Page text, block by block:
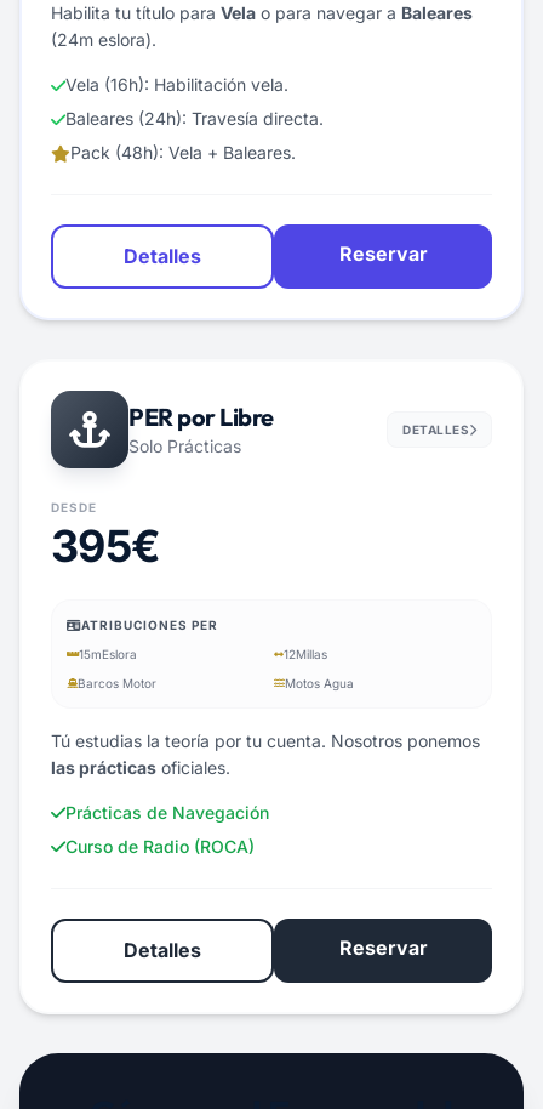
Habilita tu título para Vela o para navegar a Baleares
(24m eslora).
Vela (16h): Habilitación vela.
Baleares (24h): Travesía directa.
Pack (48h): Vela + Baleares.
Detalles Reservar
PER por Libre
Solo Prácticas
DETALLES
DESDE
395€
ATRIBUCIONES PER
15mEslora 12Millas
Barcos Motor
Motos Agua
Tú estudias la teoría por tu cuenta. Nosotros ponemos
las prácticas oficiales.
Prácticas de Navegación
Curso de Radio (ROCA)
Detalles Reservar